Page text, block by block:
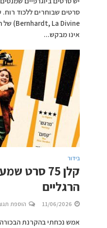
אינו מבקש...
בידור
קלן 75
הרגליים
11/06/2026 הוספת